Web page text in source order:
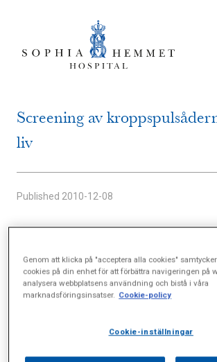
Screening av
liv
Published 2010-12-08
I september 2010 invigdes Aleris
bukaortascreening av
Filippa Reinfeldt.
Stockholms län
kroppspulsådern. Detta som ett led i
Genom att klicka på "acceptera alla cookies"
cookies på din enhet för att förbättra navigeringen på
analysera webbplatsens användning och bistå i våra
marknadsföringsinsatser. Cookie-policy
Cookie-inställningar